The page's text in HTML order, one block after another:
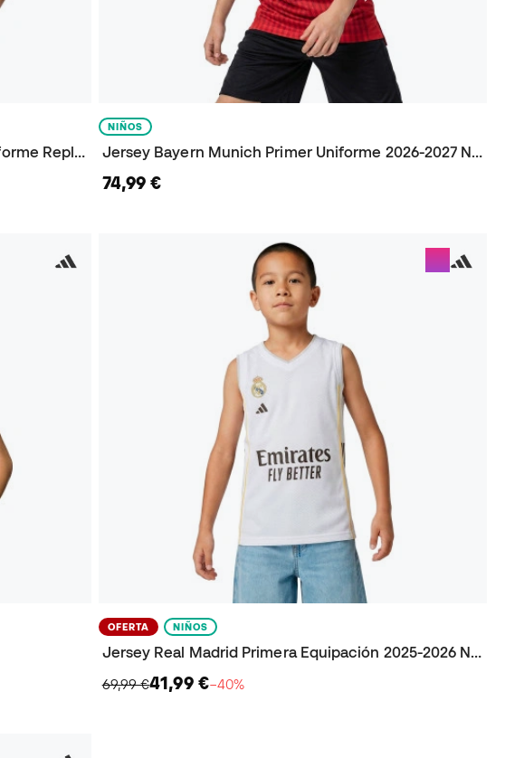
Jersey Real Madrid Basketball Primer Uniforme Replica 2026-2027 Niño
NIÑOS
Jersey Bayern Munich Primer Uniforme 2026-2027 Niño
74,99 €
OFERTA NIÑOS
Jersey Real Madrid Primera Equipación 2025-2026 Niño
69,99 €41,99 €−40%